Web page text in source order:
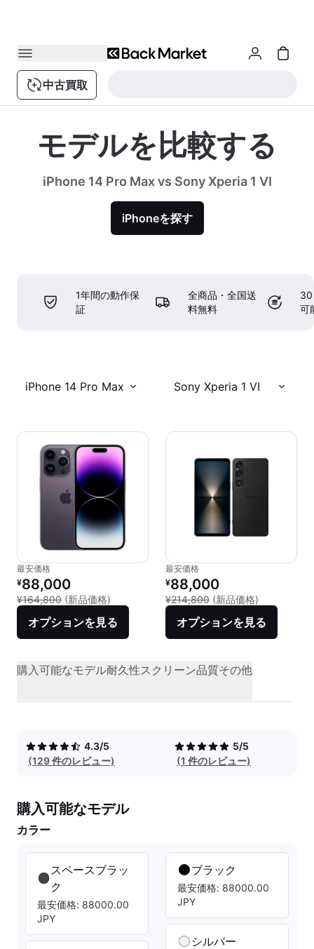
中古買取
モデルを比較する
iPhone 14 Pro Max vs Sony Xperia 1 VI
iPhoneを探す
1年間の動作保
証
全商品・全国送
料無料
30
可
iPhone 14 Pro Max Sony Xperia 1 VI
最安価格
リファービッシュ品の価格：
¥88,000
¥164,800 (新品価格) 新品との比較：¥164,800
オプションを見る
最安価格
リファービッシュ品の価格：
¥88,000
¥214,800 (新品価格)
オプションを見る
購入可能なモデル耐久性スクリーン品質その他
4.3/5
(129 件のレビュー)
5/5
(1 件のレビュー)
購入可能なモデル
カラー
スペースブラッ
ク
最安価格: 88000.00
JPY
ブラック
最安価格: 88000.00
JPY
シルバー